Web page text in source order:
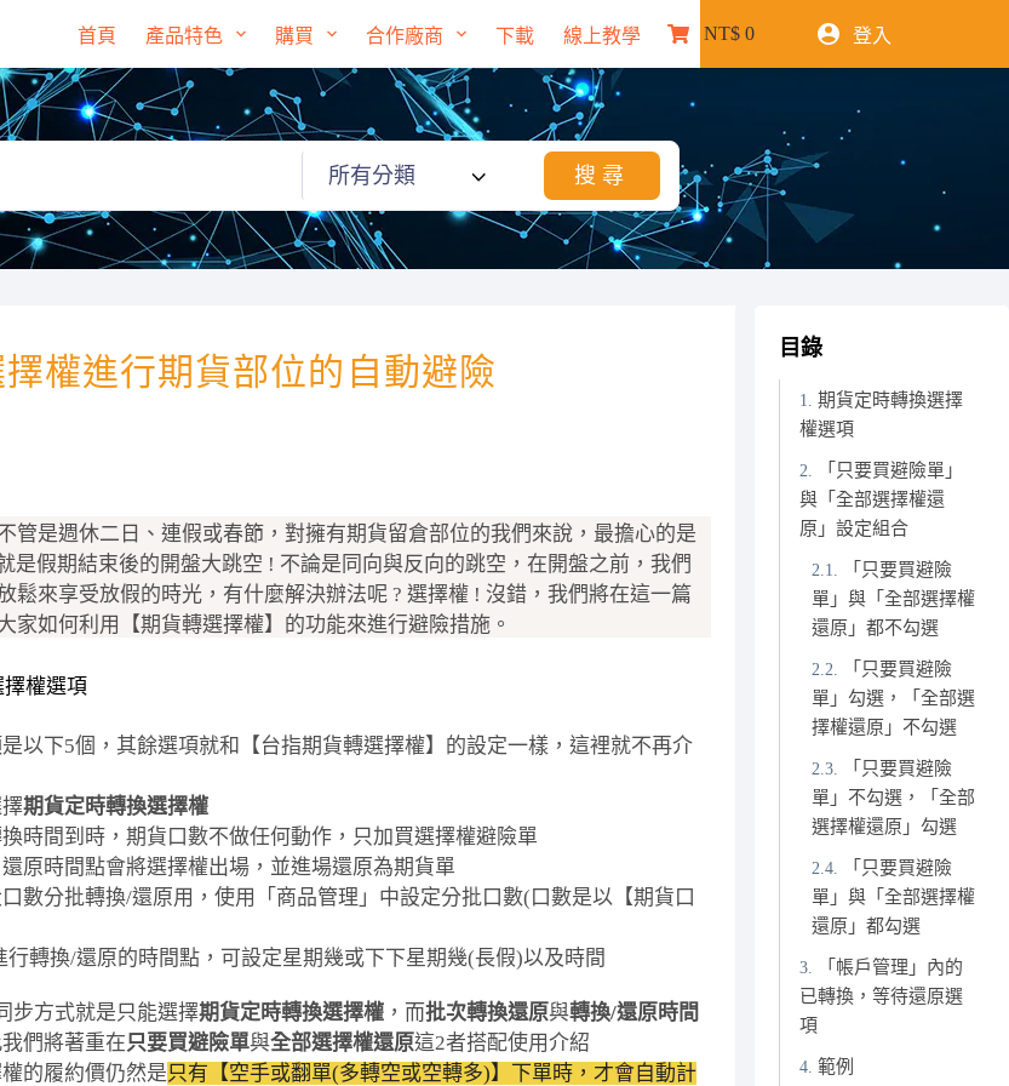
首頁 產品特色 購買 合作廠商 下載 線上教學
購
NT$0 登入
權進行期貨部位的自動避險
管是週休二日、連假或春節，對擁有期貨留倉部位的我們來說，最擔心的是
是假期結束後的開盤大跳空 ! 不論是同向與反向的跳空，在開盤之前，我們
鬆來享受放假的時光，有什麼解決辦法呢 ? 選擇權 ! 沒錯，我們將在這一篇
家如何利用【期貨轉選擇權】的功能來進行避險措施。
權選項
以下5個，其餘選項就和【台指期貨轉選擇權】的設定一樣，這裡就不再介
期貨定時轉換選擇權
時間到時，期貨口數不做任何動作，只加買選擇權避險單
原時間點會將選擇權出場，並進場還原為期貨單
數分批轉換/還原用，使用「商品管理」中設定分批口數(口數是以【期貨口
行轉換/還原的時間點，可設定星期幾或下下星期幾(長假)以及時間
步方式就是只能選擇期貨定時轉換選擇權，而批次轉換還原與轉換/還原時間
們將著重在只要買避險單與全部選擇權還原這2者搭配使用介紹
的履約價仍然是只有【空手或翻單(多轉空或空轉多)】下單時，才會自動計
目錄
期貨定時轉換選擇
權選項
「只要買避險單」
與「全部選擇權還
原」設定組合
「只要買避險
單」與「全部選擇權
還原」都不勾選
「只要買避險
單」勾選，「全部選
擇權還原」不勾選
「只要買避險
單」不勾選，「全部
選擇權還原」勾選
「只要買避險
單」與「全部選擇權
還原」都勾選
「帳戶管理」內的
已轉換，等待還原選
項
範例